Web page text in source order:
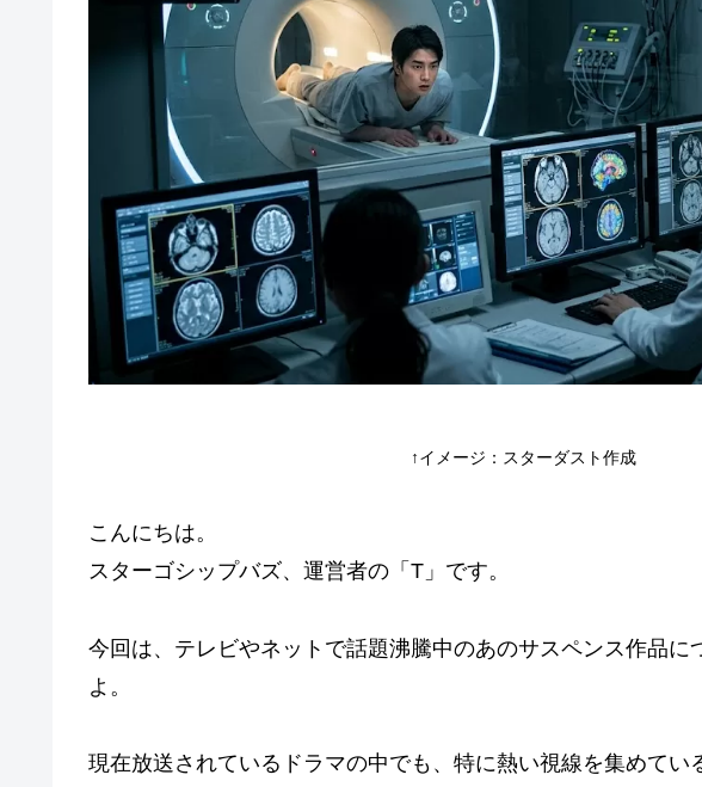
↑イメージ：スターダスト作成
こんにちは。
スターゴシップバズ、運営者の「T」です。
今回は、テレビやネットで話題沸騰中のあのサスペンス作品に
よ。
現在放送されているドラマの中でも、特に熱い視線を集めてい